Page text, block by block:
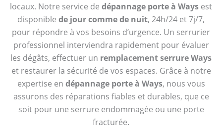
locaux. Notre service de dépannage porte à Ways est
disponible de jour comme de nuit, 24h/24 et 7j/7,
pour répondre à vos besoins d’urgence. Un serrurier
professionnel interviendra rapidement pour évaluer
les dégâts, effectuer un remplacement serrure Ways
et restaurer la sécurité de vos espaces. Grâce à notre
expertise en dépannage porte à Ways, nous vous
assurons des réparations fiables et durables, que ce
soit pour une serrure endommagée ou une porte
fracturée.